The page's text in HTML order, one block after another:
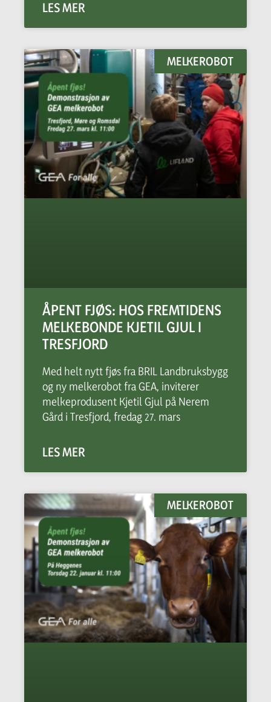
LES MER
MELKEROBOT
ÅPENT FJØS: HOS FREMTIDENS
MELKEBONDE KJETIL GJUL I
TRESFJORD
Med helt nytt fjøs fra BRIL Landbruksbygg
og ny melkerobot fra GEA, inviterer
melkeprodusent Kjetil Gjul på Nerem
Gård i Tresfjord, fredag 27. mars
LES MER
MELKEROBOT